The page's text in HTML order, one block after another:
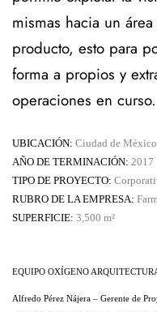
mismas hacia un
producto, esto para
forma a propios y
operaciones en curso.
UBICACIÓN: Ciudad de México
AÑO DE TERMINACIÓN: 2017
TIPO DE PROYECTO:
RUBRO DE LA EMPRESA:
SUPERFICIE: 3,500 m²
EQUIPO OXÍGENO
Alfredo Pérez Nájera – Gerente de